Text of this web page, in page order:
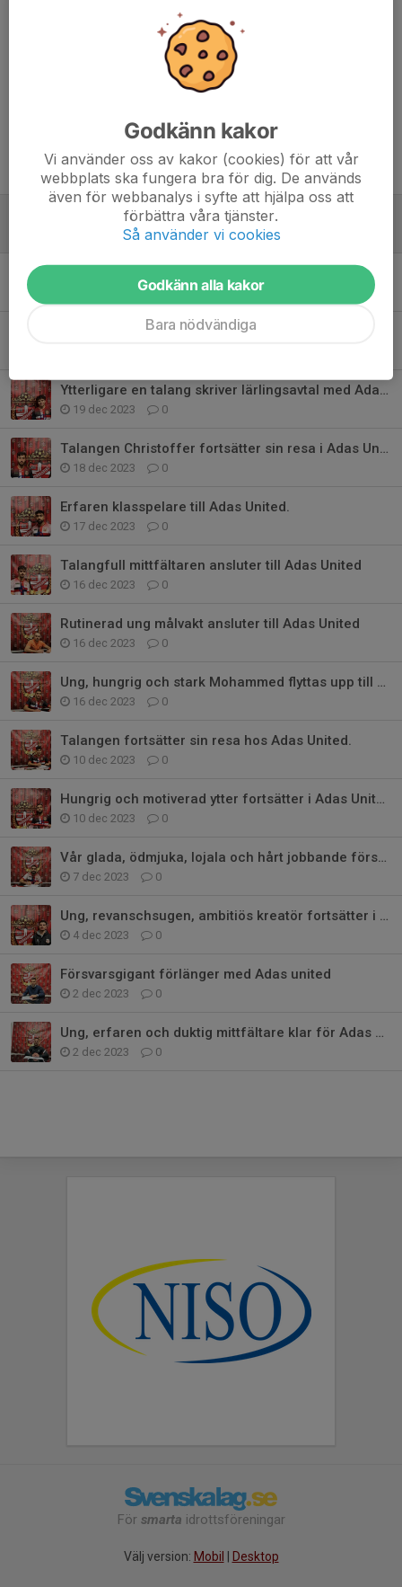
Tidigare nyheter
Kaptenen har ordet
15 jun, 22:02 0
0
Adas United spetsar och förstärker defensiven
Ytterligare en talang skriver lärlingsavtal med Adas United
19 dec 2023 0
Talangen Christoffer fortsätter sin resa i Adas United.
18 dec 2023 0
Erfaren klasspelare till Adas United.
17 dec 2023 0
Talangfull mittfältaren ansluter till Adas United
16 dec 2023 0
Rutinerad ung målvakt ansluter till Adas United
16 dec 2023 0
Ung, hungrig och stark Mohammed flyttas upp till div 3
16 dec 2023 0
Talangen fortsätter sin resa hos Adas United.
10 dec 2023 0
Hungrig och motiverad ytter fortsätter i Adas United
10 dec 2023 0
Vår glada, ödmjuka, lojala och hårt jobbande försvarare stannar i Adas
7 dec 2023 0
Ung, revanschsugen, ambitiös kreatör fortsätter i Adas United.
4 dec 2023 0
Försvarsgigant förlänger med Adas united
2 dec 2023 0
Ung, erfaren och duktig mittfältare klar för Adas United IF
2 dec 2023 0
För smarta idrottsföreningar
Välj version: Mobil | Desktop
Godkänn kakor
Vi använder oss av kakor (cookies) för att vår
webbplats ska fungera bra för dig. De används
även för webbanalys i syfte att hjälpa oss att
förbättra våra tjänster.
Så använder vi cookies
Godkänn alla kakor
Bara nödvändiga